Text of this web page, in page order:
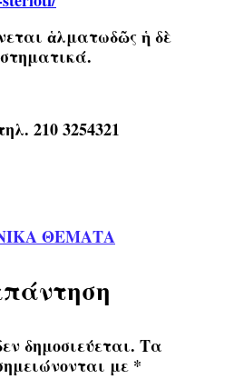
ἁλματωδῶς ἡ δὲ
210 3254321
ΘΕΜΑΤΑ
δημοσιεύεται. Τα
με *